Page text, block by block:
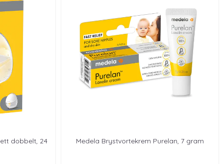
dobbelt, 24
Medela Brystvortekrem Purelan, 7 gram